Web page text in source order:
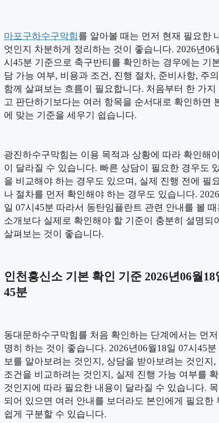
마포구하수구막힘를 알아볼 때는 먼저 현재 필요한
엇인지 차분하게 정리하는 것이 좋습니다. 2026년06
시45분 기준으로 축구반티를 확인하는 경우에는 기
담 가능 여부, 비용과 조건, 진행 절차, 준비사항, 주
함께 살펴보는 흐름이 필요합니다. 처음부터 한 가지
고 판단하기보다는 여러 항목을 순서대로 확인하면
에 맞는 기준을 세우기 쉽습니다.
광진하수구막힘는 이용 목적과 상황에 따라 확인해
이 달라질 수 있습니다. 빠른 상담이 필요한 경우도
을 비교해야 하는 경우도 있으며, 실제 진행 전에 필
나 절차를 먼저 확인해야 하는 경우도 있습니다.
일 07시45분 따라서 동탄임플란트 관련 안내를 볼
소개보다 실제로 확인해야 할 기준이 충분히 설명되
살펴보는 것이 좋습니다.
인천흥신소 기본 확인 기준 2026년06월18
45분
동대문하수구막힘를 처음 확인하는 단계에서는 먼
명히 하는 것이 좋습니다. 2026년06월18일 07시45
보를 알아보려는 것인지, 상담을 받아보려는 것인지,
조건을 비교하려는 것인지, 실제 진행 가능 여부를
것인지에 따라 필요한 내용이 달라질 수 있습니다.
되어 있으면 여러 안내를 보더라도 본인에게 필요한
쉽게 구분할 수 있습니다.